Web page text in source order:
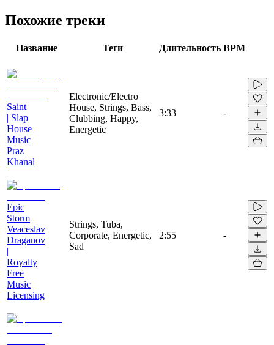
Похожие треки
Название Теги Длительность BPM
Saint
| Slap
House
Music
Praz
Khanal
Electronic/Electro
House, Strings, Bass,
Clubbing, Happy,
Energetic
3:33 -
Epic
Storm
Veaceslav
Draganov
|
Royalty
Free
Music
Licensing
Strings, Tuba,
Corporate, Energetic,
Sad
2:55 -